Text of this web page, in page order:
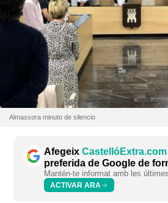
Almassora minuto de silencio
Afegeix CastellóExtra.com
preferida de Google de
Mantén-te informat amb les
ACTIVAR ARA